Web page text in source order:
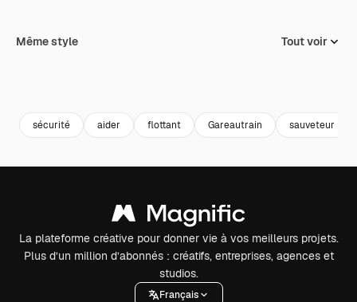
Même style Tout voir
sécurité aider flottant Gareautrain sauveteur
La plateforme créative pour donner vie à vos meilleurs projets.
Plus d’un million d’abonnés : créatifs, entreprises, agences et
studios.
Français